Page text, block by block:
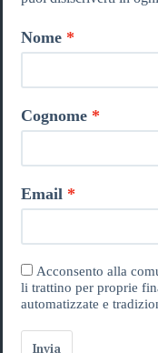
Nome
Cognome
Email
Acconsento alla
li trattino per proprie
automatizzate e
Invia